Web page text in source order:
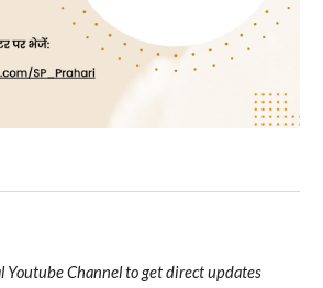
Youtube Channel to get direct updates